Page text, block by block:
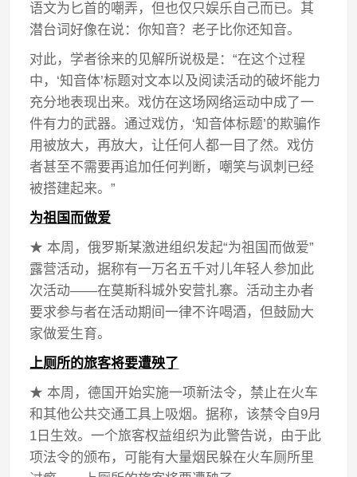
语文为匕首的嘲弄，但也仅只娱乐自己而已。其
潜台词好像在说：你知音？老子比你还知音。
对此，学者徐来的见解所说极是：“在这个过程
中，‘知音体’标题对文本以及阅读活动的破坏能力
充分地表现出来。戏仿在这场网络运动中成了一
件有力的武器。通过戏仿，‘知音体标题’的欺骗作
用被放大，再放大，让任何人都一目了然。戏仿
者甚至不需要再追加任何判断，嘲笑与讽刺已经
被搭建起来。”
为祖国而做爱
★ 本周，俄罗斯某激进组织发起“为祖国而做爱”
露营活动，据称有一万名五千对儿年轻人参加此
次活动——在莫斯科城外安营扎寨。活动主办者
要求参与者在活动期间一律不许喝酒，但鼓励大
家做爱生育。
上厕所的旅客将要遭殃了
★ 本周，德国开始实施一项新法令，禁止在火车
和其他公共交通工具上吸烟。据称，该禁令自9月
1日生效。一个旅客权益组织为此警告说，由于此
项法令的颁布，可能有大量烟民躲在火车厕所里